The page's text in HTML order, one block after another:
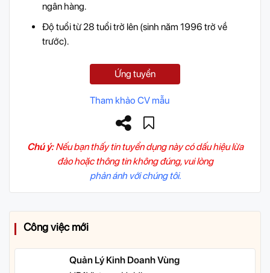
ngân hàng.
Độ tuổi từ 28 tuổi trở lên (sinh năm 1996 trở về
trước).
Ứng tuyển
Tham khảo CV mẫu
Chú ý:Nếu bạn thấy tin tuyển dụng này có dấu hiệu lừa
đảo hoặc thông tin không đúng, vui lòng
phản ánh với chúng tôi.
Công việc mới
Quản Lý Kinh Doanh Vùng